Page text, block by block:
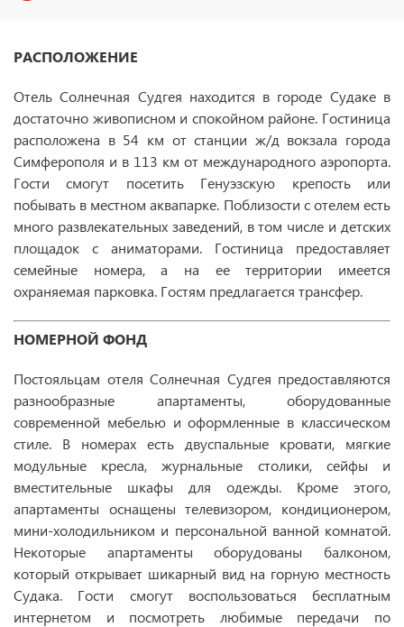
РАСПОЛОЖЕНИЕ
Отель Солнечная Судгея находится в городе Судаке в
достаточно живописном и спокойном районе. Гостиница
расположена в 54 км от станции ж/д вокзала города
Симферополя и в 113 км от международного аэропорта.
Гости смогут посетить Генуэзскую крепость или
побывать в местном аквапарке. Поблизости с отелем есть
много развлекательных заведений, в том числе и детских
площадок с аниматорами. Гостиница предоставляет
семейные номера, а на ее территории имеется
охраняемая парковка. Гостям предлагается трансфер.
НОМЕРНОЙ ФОНД
Постояльцам отеля Солнечная Судгея предоставляются
разнообразные апартаменты, оборудованные
современной мебелью и оформленные в классическом
стиле. В номерах есть двуспальные кровати, мягкие
модульные кресла, журнальные столики, сейфы и
вместительные шкафы для одежды. Кроме этого,
апартаменты оснащены телевизором, кондиционером,
мини-холодильником и персональной ванной комнатой.
Некоторые апартаменты оборудованы балконом,
который открывает шикарный вид на горную местность
Судака. Гости смогут воспользоваться бесплатным
интернетом и посмотреть любимые передачи по